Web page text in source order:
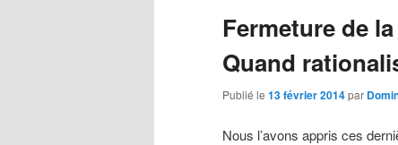
principal
secondaire
Fermeture de
Quand
Publié le 13 février 2014par
Nous l’avons appris ces